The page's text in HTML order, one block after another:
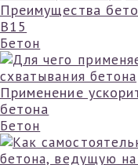
Преимущества
B15
Бетон
Применение
бетона
Бетон